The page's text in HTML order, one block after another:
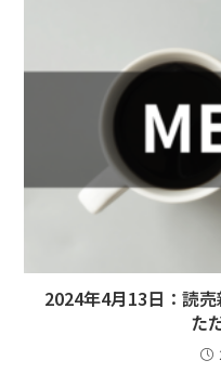
2024年4月13日：読
た